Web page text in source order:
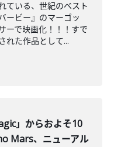
ている、世紀のベスト
ービー』のマーゴッ
ーで映画化！！！すで
れた作品として...
」からおよそ10
Mars、ニューアル